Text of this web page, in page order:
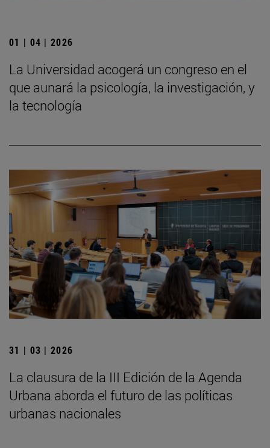
01 | 04 | 2026
La Universidad acogerá un congreso en el
que aunará la psicología, la investigación, y
la tecnología
31 | 03 | 2026
La clausura de la III Edición de la Agenda
Urbana aborda el futuro de las políticas
urbanas nacionales